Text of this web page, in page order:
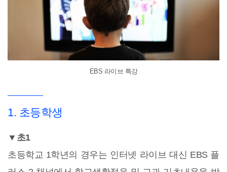
EBS 라이브 특강
1. 초등학생
▼초1
초등학교 1학년의 경우는 인터넷 라이브 대신 EBS 플